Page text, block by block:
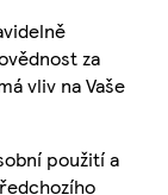
za
vliv na Vaše
použití a